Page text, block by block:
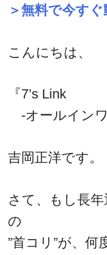
＞無料で今す
こんにちは、
『7’s Link
-オールイン
吉岡正洋です。
さて、もし長
の
”首コリ”が、何